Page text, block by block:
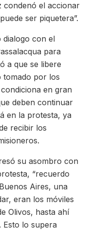
condenó el accionar
ser piquetera”.
dialogo con el
para
a que se libere
tomado por los
en gran
deben continuar
en la protesta, ya
recibir los
su asombro con
“recuerdo
Aires, una
eran los móviles
Olivos, hasta ahí
Esto lo supera